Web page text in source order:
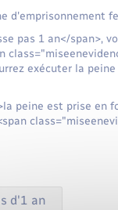
d'emprisonnement
pas 1 an</span>,
exécuter la
peine est prise en
d'1 an